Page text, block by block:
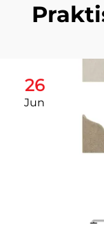
26
Jun